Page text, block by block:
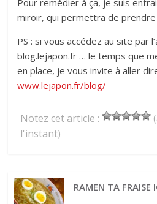
Pour remédier à ça, je suis
miroir, qui permettra de prendre
PS : si vous accédez au site par
blog.lejapon.fr … le temps que
en place, je vous invite à aller
www.lejapon.fr/blog/
Notez cet article :
l'instant)
RAMEN TA FRAISE